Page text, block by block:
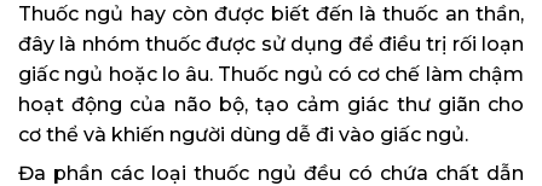
Thuốc ngủ hay còn được biết đến là thuốc an thần,
đây là nhóm thuốc được sử dụng để điều trị rối loạn
giấc ngủ hoặc lo âu. Thuốc ngủ có cơ chế làm chậm
hoạt động của não bộ, tạo cảm giác thư giãn cho
cơ thể và khiến người dùng dễ đi vào giấc ngủ.
Đa phần các loại thuốc ngủ đều có chứa chất dẫn